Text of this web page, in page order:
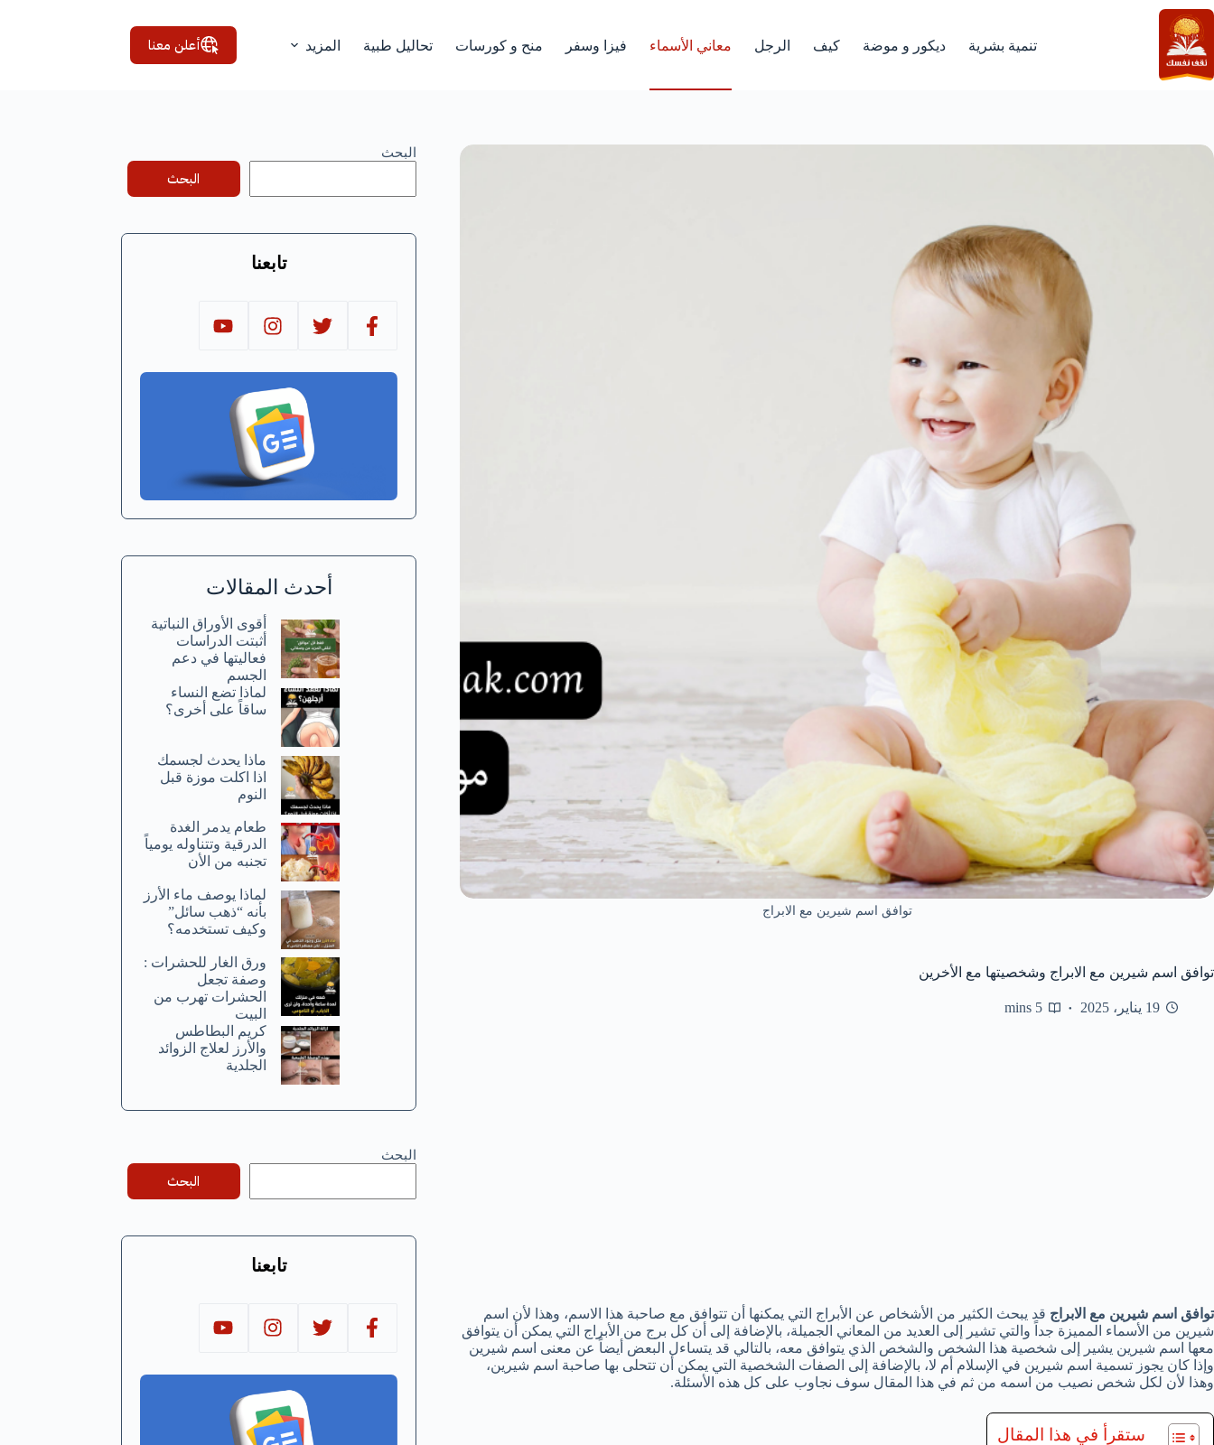
التجاوز
إلى
المحتوى
تنمية بشرية ديكور و موضة كيف الرجل معاني الأسماء فيزا وسفر منح و كورسات تحاليل طبية المزيد أعلن معنا
توافق اسم شيرين مع الابراج
توافق اسم شيرين مع الابراج وشخصيتها مع الأخرين
19 يناير، 2025 5 mins
توافق اسم شيرين مع الابراج قد يبحث الكثير من الأشخاص عن الأبراج التي يمكنها أن تتوافق مع صاحبة هذا الاسم، وهذا لأن اسم
شيرين من الأسماء المميزة جداً والتي تشير إلى العديد من المعاني الجميلة، بالإضافة إلى أن كل برج من الأبراج التي يمكن أن يتوافق
معها اسم شيرين يشير إلى شخصية هذا الشخص والشخص الذي يتوافق معه، بالتالي قد يتساءل البعض أيضاً عن معنى اسم شيرين
وإذا كان يجوز تسمية اسم شيرين في الإسلام أم لا، بالإضافة إلى الصفات الشخصية التي يمكن أن تتحلى بها صاحبة اسم شيرين،
وهذا لأن لكل شخص نصيب من اسمه من ثم في هذا المقال سوف نجاوب على كل هذه الأسئلة.
ستقرأ في هذا المقال
البحث
البحث
تابعنا
أحدث المقالات
أقوى الأوراق النباتية
أثبتت الدراسات
فعاليتها في دعم
الجسم
لماذا تضع النساء
ساقاً على أخرى؟
ماذا يحدث لجسمك
اذا اكلت موزة قبل
النوم
طعام يدمر الغدة
الدرقية وتتناوله يومياً
تجنبه من الأن
لماذا يوصف ماء الأرز
بأنه “ذهب سائل”
وكيف تستخدمه؟
ورق الغار للحشرات :
وصفة تجعل
الحشرات تهرب من
البيت
كريم البطاطس
والأرز لعلاج الزوائد
الجلدية
البحث
البحث
تابعنا